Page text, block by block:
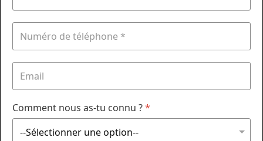
Comment nous as-tu connu ?*